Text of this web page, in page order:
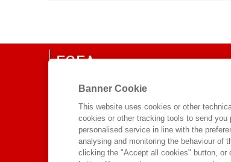
EGEA
CHI SIAMO
COMITATO SCIENTIFICO
CODICE ETICO
WHISTLEBLOWING
Banner Cookie
This website uses cookies or other
cookies or other tracking tools to send
personalised service in line with the
analysing and monitoring the behaviour of
clicking the "Accept all cookies" button,